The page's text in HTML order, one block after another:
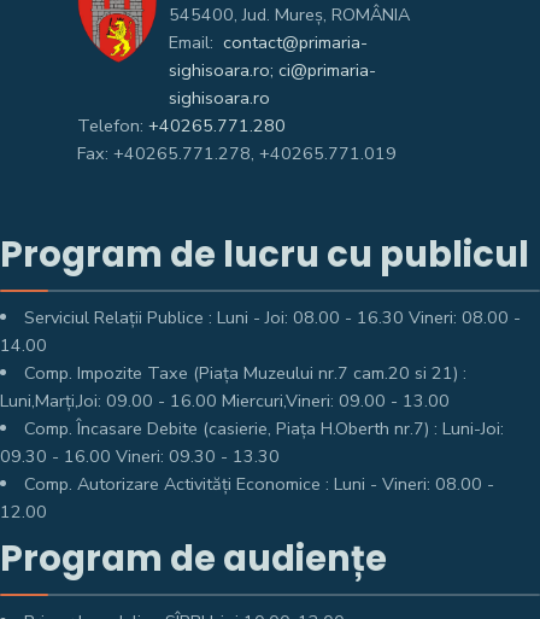
545400, Jud. Mureş, ROMÂNIA
Email: contact@primaria-
sighisoara.ro; ci@primaria-
sighisoara.ro
Telefon: +40265.771.280
Fax: +40265.771.278, +40265.771.019
Program de lucru cu publicul
Serviciul Relații Publice : Luni - Joi: 08.00 - 16.30 Vineri: 08.00 -
14.00
Comp. Impozite Taxe (Piața Muzeului nr.7 cam.20 si 21) :
Luni,Marți,Joi: 09.00 - 16.00 Miercuri,Vineri: 09.00 - 13.00
Comp. Încasare Debite (casierie, Piața H.Oberth nr.7) : Luni-Joi:
09.30 - 16.00 Vineri: 09.30 - 13.30
Comp. Autorizare Activități Economice : Luni - Vineri: 08.00 -
12.00
Program de audiențe